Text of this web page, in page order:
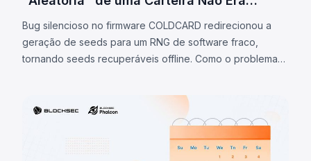
Bug silencioso no firmware COLDCARD redirecionou a
geração de seeds para um RNG de software fraco,
tornando seeds recuperáveis offline. Como o problema
até 7/ago/2026.